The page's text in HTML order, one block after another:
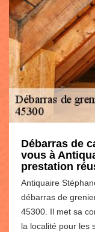
Débarras de
vous à
prestation
Antiquaire
débarras de
45300. Il met sa
la localité pour les